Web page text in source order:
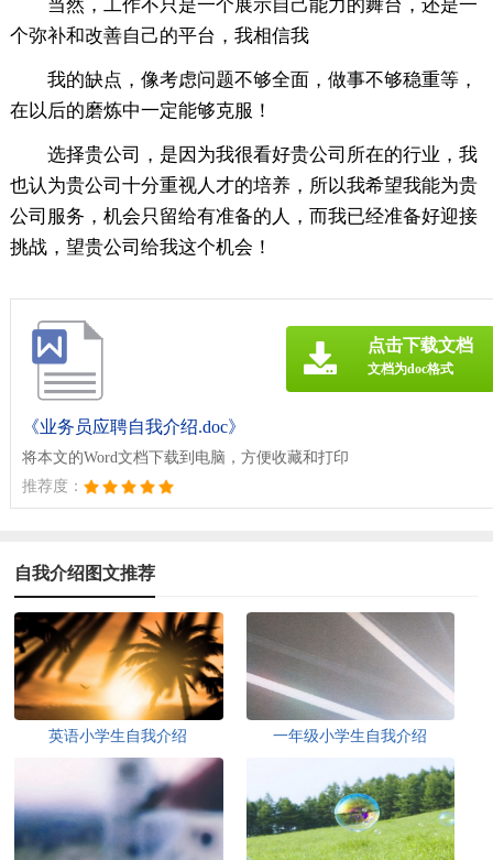
当然，工作不只是一个展示自己能力的舞台，还是一
个弥补和改善自己的平台，我相信我
我的缺点，像考虑问题不够全面，做事不够稳重等，
在以后的磨炼中一定能够克服！
选择贵公司，是因为我很看好贵公司所在的行业，我
也认为贵公司十分重视人才的培养，所以我希望我能为贵
公司服务，机会只留给有准备的人，而我已经准备好迎接
挑战，望贵公司给我这个机会！
《业务员应聘自我介绍.doc》
将本文的Word文档下载到电脑，方便收藏和打印
推荐度：
点击下载文档
文档为doc格式
自我介绍图文推荐
英语小学生自我介绍 一年级小学生自我介绍